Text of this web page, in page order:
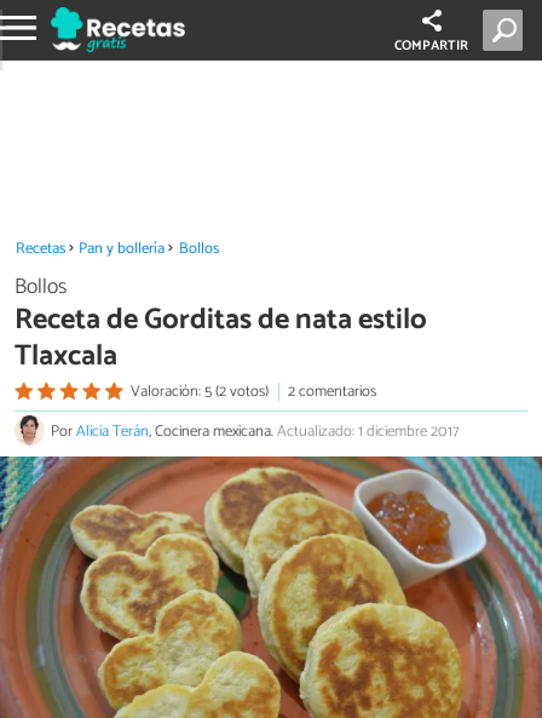
COMPARTIR
Recetas Pan y bollería Bollos
Bollos
Receta de Gorditas de nata estilo
Tlaxcala
Valoración: 5 (2 votos)
2 comentarios
PorAlicia Terán, Cocinera mexicana.Actualizado: 1 diciembre 2017